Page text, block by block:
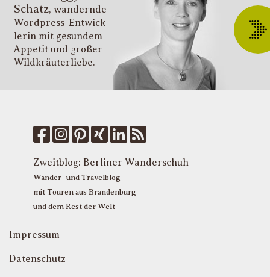
Schatz, wandernde
Wordpress-Entwick­
lerin mit gesundem
Appetit und großer
Wildkräuter­liebe.
Zweitblog: Berliner Wanderschuh
Wander- und Travelblog
mit Touren aus Brandenburg
und dem Rest der Welt
Impressum
Datenschutz